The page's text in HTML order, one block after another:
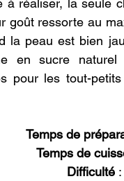
réaliser, la seule
goût ressorte au
la peau est bien
en sucre
pour les tout-
Temps de
Temps de
Difficulté :